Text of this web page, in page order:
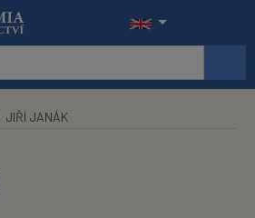
JIŘÍ JANÁK